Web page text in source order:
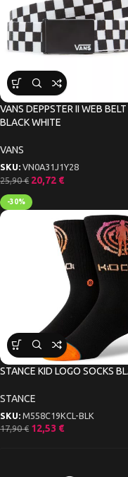
VANS DEPPSTER II WEB BELT
BLACK WHITE
VANS
SKU: VN0A31J1Y28
25,90€ 20,72 €
-30%
STANCE KID LOGO SOCKS
STANCE
SKU: M558C19KCL-BLK
17,90€ 12,53 €